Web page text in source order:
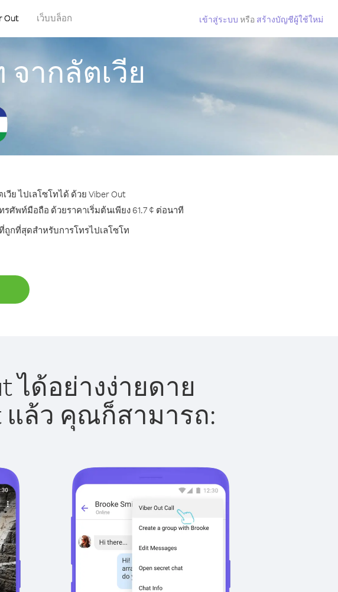
Out เว็บบล็อก เข้าสู่ระบบ หรือ สร้างบัญชีผู้ใช้ใหม่
จากลัตเวีย
ย ไปเลโซโทได้ ด้วย Viber Out
พท์มือถือ ด้วยราคาเริ่มต้นเพียง 61.7 ¢ ต่อนาที
กที่สุดสำหรับการโทรไปเลโซโท
ได้อย่างง่ายดาย
แล้ว คุณก็สามารถ: